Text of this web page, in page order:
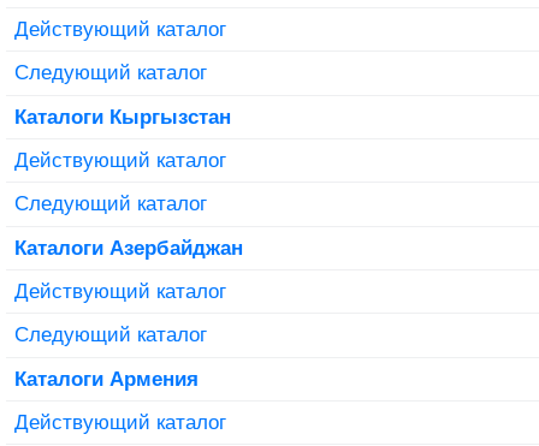
Действующий каталог
Следующий каталог
Каталоги Кыргызстан
Действующий каталог
Следующий каталог
Каталоги Азербайджан
Действующий каталог
Следующий каталог
Каталоги Армения
Действующий каталог